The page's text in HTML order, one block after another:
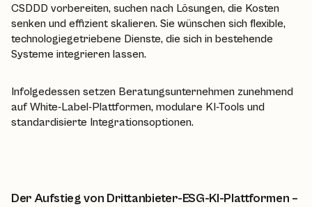
CSDDD vorbereiten, suchen nach Lösungen, die Kosten
senken und effizient skalieren. Sie wünschen sich flexible,
technologiegetriebene Dienste, die sich in bestehende
Systeme integrieren lassen.
Infolgedessen setzen Beratungsunternehmen zunehmend
auf White-Label-Plattformen, modulare KI-Tools und
standardisierte Integrationsoptionen.
Der Aufstieg von Drittanbieter-ESG-KI-Plattformen –